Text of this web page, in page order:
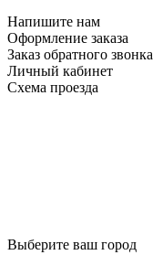
Напишите нам
Оформление заказа
Заказ обратного звонка
Личный кабинет
Схема проезда
Выберите ваш город